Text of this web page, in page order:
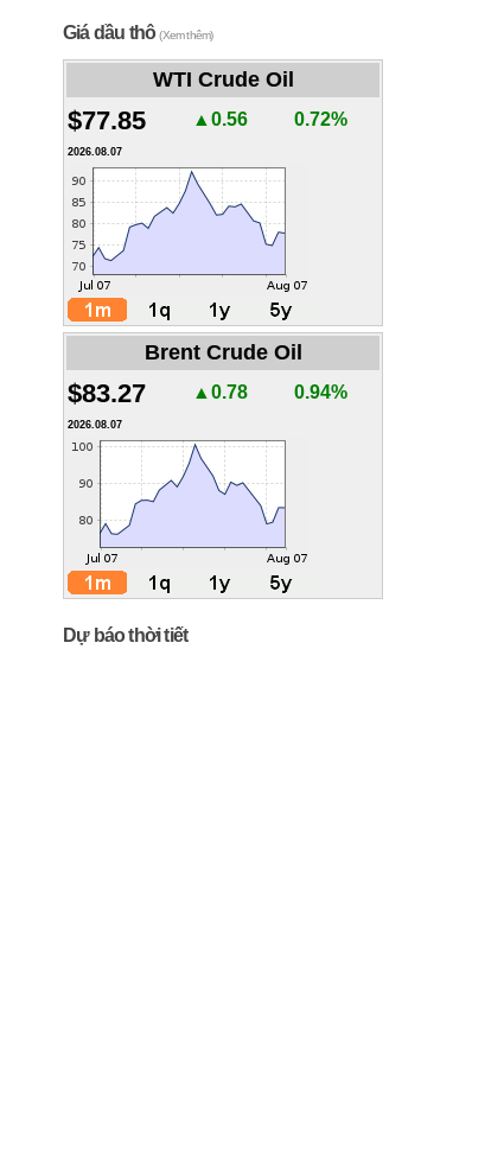
Giá dầu thô(Xem thêm)
WTI Crude Oil
$77.85 ▲0.56 0.72%
2026.08.07
Brent Crude Oil
$83.27 ▲0.78 0.94%
2026.08.07
Dự báo thời tiết